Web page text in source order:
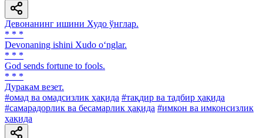
Девонанинг ишини Худо ўнглар.
* * *
Devonaning ishini Xudo o‘nglar.
* * *
God sends fortune to fools.
* * *
Дуракам везет.
#омад ва омадсизлик ҳақида #тақдир ва тадбир ҳақида
#самарадорлик ва бесамарлик ҳақида #имкон ва имконсизлик
ҳақида